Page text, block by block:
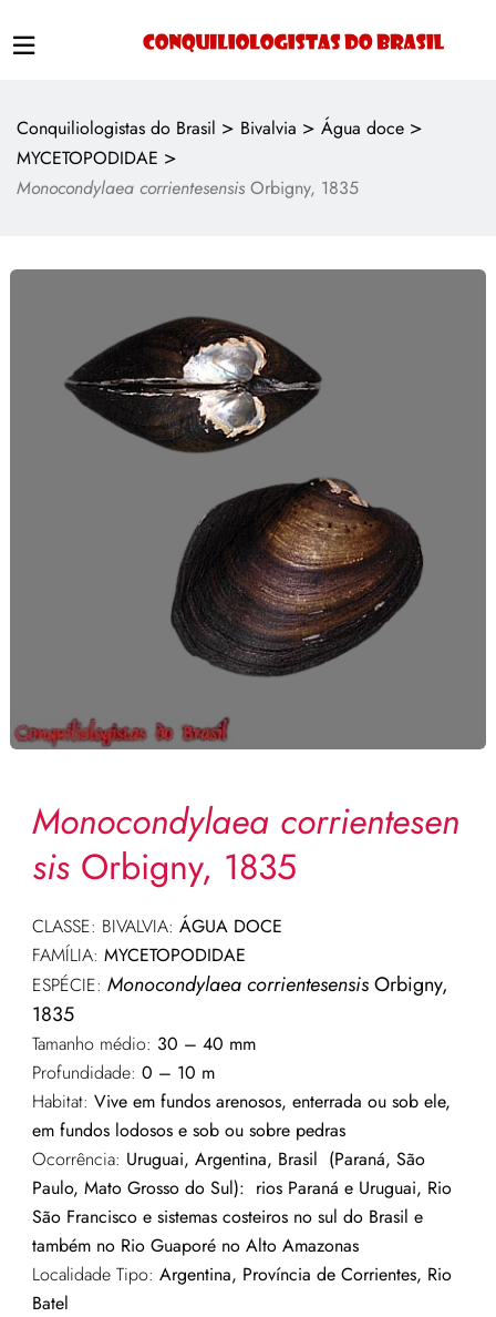
Conquiliologistas do Brasil > Bivalvia > Água doce >
MYCETOPODIDAE >
Monocondylaea corrientesensis Orbigny, 1835
Monocondylaea corrientesen
sisOrbigny, 1835
CLASSE: BIVALVIA: ÁGUA DOCE
FAMÍLIA: MYCETOPODIDAE
ESPÉCIE: Monocondylaea corrientesensisOrbigny,
1835
Tamanho médio: 30 – 40 mm
Profundidade: 0 – 10 m
Habitat: Vive em fundos arenosos, enterrada ou sob ele,
em fundos lodosos e sob ou sobre pedras
Ocorrência: Uruguai, Argentina, Brasil (Paraná, São
Paulo, Mato Grosso do Sul): rios Paraná e Uruguai, Rio
São Francisco e sistemas costeiros no sul do Brasil e
também no Rio Guaporé no Alto Amazonas
Localidade Tipo: Argentina, Província de Corrientes, Rio
Batel